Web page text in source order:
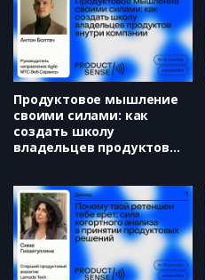
Продуктовое мышление
своими силами: как
создать школу
владельцев продуктов